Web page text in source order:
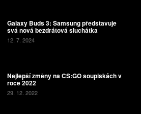
Galaxy Buds 3: Samsung představuje
svá nová bezdrátová sluchátka
12. 7. 2024
Nejlepší změny na CS:GO soupiskách v
roce 2022
29. 12. 2022